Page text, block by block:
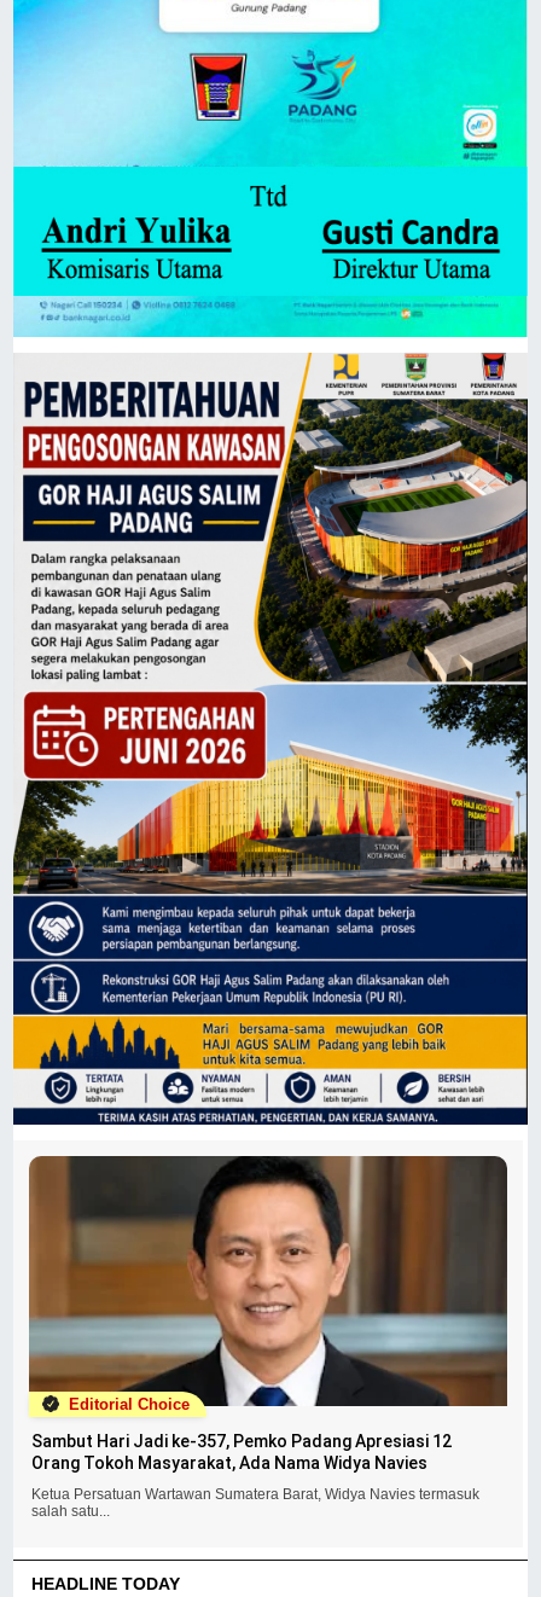
Editorial Choice
Sambut Hari Jadi ke-357, Pemko Padang Apresiasi 12
Orang Tokoh Masyarakat, Ada Nama Widya Navies
Ketua Persatuan Wartawan Sumatera Barat, Widya Navies termasuk
salah satu...
HEADLINE TODAY